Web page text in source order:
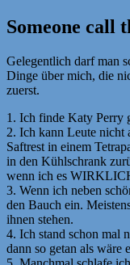
Someone call
Gelegentlich darf man
Dinge über mich, die
zuerst.
1. Ich finde Katy Perry
2. Ich kann Leute nicht
Saftrest in einem
in den Kühlschrank
wenn ich es
3. Wenn ich neben
den Bauch ein.
ihnen stehen.
4. Ich stand schon mal
dann so getan als wäre